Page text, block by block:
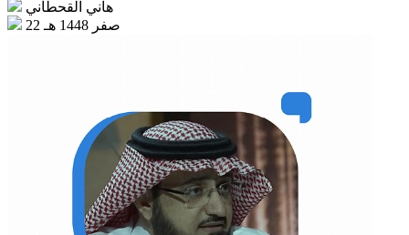
هاني القحطاني
22 صفر 1448 هـ